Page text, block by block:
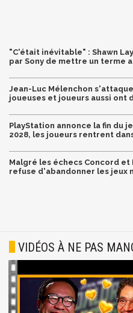
"C'était inévitable" : Shawn
par Sony de mettre un terme
Jean-Luc Mélenchon
joueuses et joueurs aussi ont
PlayStation annonce la fin du
2028, les joueurs rentrent
Malgré les échecs Concord et
refuse d'abandonner les jeux
VIDÉOS À NE PAS